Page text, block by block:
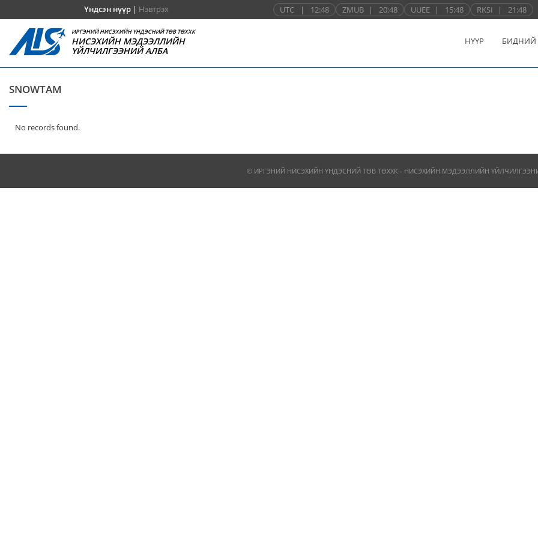
Үндсэн нүүр| Нэвтрэх UTC | 12:48 ZMUB | 20:48 UUEE | 15:48 RKSI | 21:48
ИРГЭНИЙ НИСЭХИЙН ҮНДЭСНИЙ ТӨВ ТӨХХК
НИСЭХИЙН МЭДЭЭЛЛИЙН
ҮЙЛЧИЛГЭЭНИЙ АЛБА
НҮҮР БИДНИЙ
SNOWTAM
No records found.
© ИРГЭНИЙ НИСЭХИЙН ҮНДЭСНИЙ ТӨВ ТӨХХК - НИСЭХИЙН МЭДЭЭЛЛИЙН